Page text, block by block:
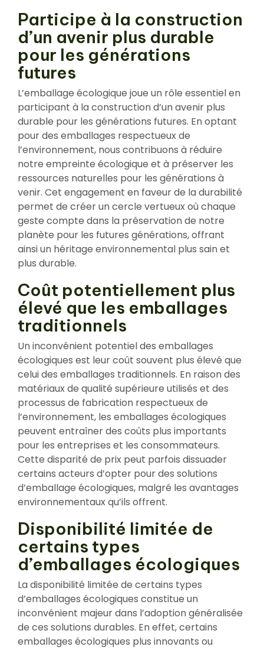
Participe à la construction
d’un avenir plus durable
pour les générations
futures
L’emballage écologique joue un rôle essentiel en
participant à la construction d’un avenir plus
durable pour les générations futures. En optant
pour des emballages respectueux de
l’environnement, nous contribuons à réduire
notre empreinte écologique et à préserver les
ressources naturelles pour les générations à
venir. Cet engagement en faveur de la durabilité
permet de créer un cercle vertueux où chaque
geste compte dans la préservation de notre
planète pour les futures générations, offrant
ainsi un héritage environnemental plus sain et
plus durable.
Coût potentiellement plus
élevé que les emballages
traditionnels
Un inconvénient potentiel des emballages
écologiques est leur coût souvent plus élevé que
celui des emballages traditionnels. En raison des
matériaux de qualité supérieure utilisés et des
processus de fabrication respectueux de
l’environnement, les emballages écologiques
peuvent entraîner des coûts plus importants
pour les entreprises et les consommateurs.
Cette disparité de prix peut parfois dissuader
certains acteurs d’opter pour des solutions
d’emballage écologiques, malgré les avantages
environnementaux qu’ils offrent.
Disponibilité limitée de
certains types
d’emballages écologiques
La disponibilité limitée de certains types
d’emballages écologiques constitue un
inconvénient majeur dans l’adoption généralisée
de ces solutions durables. En effet, certains
emballages écologiques plus innovants ou